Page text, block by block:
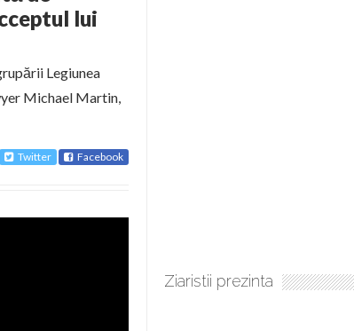
lui
Legiunea
Michael Martin,
Twitter Facebook
Ziaristii prezinta